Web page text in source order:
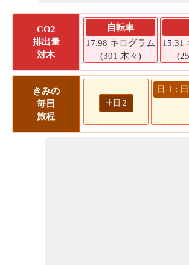
CO2
排出量
対木
自転車
17.98 キログラム
(301 木々)
15.31
きみの
毎日
旅程
+ 日 2
日 1 :